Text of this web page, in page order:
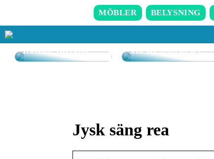
MÖBLER BELYSNING
Så får du in färg
livfullt uttryck
val av markiser
Jysk säng rea